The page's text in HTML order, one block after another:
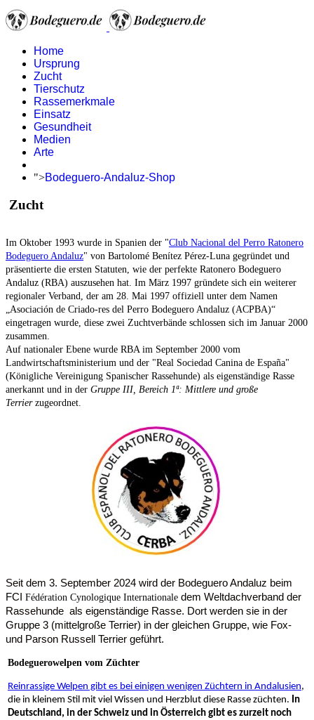
Home
Ursprung
Zucht
Tierschutz
Rassemerkmale
Einsatz
Gesundheit
Medien
Arte
">Bodeguero-Andaluz-Shop
Zucht
Im Oktober 1993 wurde in Spanien der "Club Nacional del Perro Ratonero
Bodeguero Andaluz" von Bartolomé Benítez Pérez-Luna gegründet und
präsentierte die ersten Statuten, wie der perfekte Ratonero Bodeguero
Andaluz (RBA) auszusehen hat. Im März 1997 gründete sich ein weiterer
regionaler Verband, der am 28. Mai 1997 offiziell unter dem Namen
„Asociación de Criado-res del Perro Bodeguero Andaluz (ACPBA)“
eingetragen wurde, diese zwei Zuchtverbände schlossen sich im Januar 2000
zusammen.
Auf nationaler Ebene wurde RBA im September 2000 vom
Landwirtschaftsministerium und der "Real Sociedad Canina de España"
(Königliche Vereinigung Spanischer Rassehunde) als eigenständige Rasse
anerkannt und in der Gruppe III, Bereich 1ª: Mittlere und große
Terrierzugeordnet.
Seit dem 3. September 2024 wird der Bodeguero Andaluz beim
FCI Fédération Cynologique Internationale dem Weltdachverband der
Rassehunde als eigenständige Rasse. Dort werden sie in der
Gruppe 3 (mittelgroße Terrier) in der gleichen Gruppe, wie Fox-
und Parson Russell Terrier geführt.
Bodeguerowelpen vom Züchter
Reinrassige Welpen gibt es bei einigen wenigen Züchtern in Andalusien,
die in kleinem Stil mit viel Wissen und Herzblut diese Rasse züchten. In
Deutschland, in der Schweiz und in Österreich gibt es zurzeit noch